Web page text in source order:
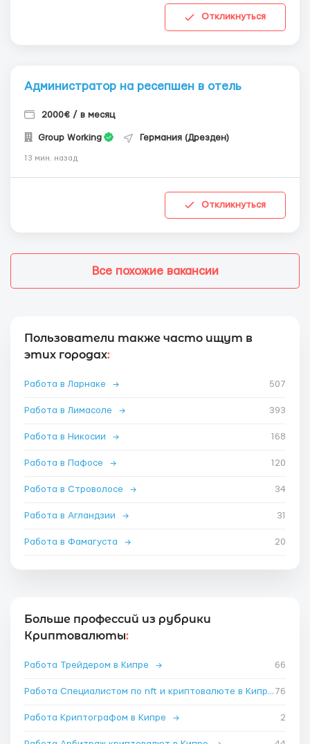
Откликнуться
Администратор на ресепшен в отель
2000€ / в месяц
Group Working Германия (Дрезден)
13 мин. назад
Откликнуться
Все похожие вакансии
Пользователи также часто ищут в
этих городах:
Работа в Ларнаке → 507
Работа в Лимасоле → 393
Работа в Никосии → 168
Работа в Пафосе → 120
Работа в Строволосе → 34
Работа в Агландзии → 31
Работа в Фамагуста → 20
Больше профессий из рубрики
Криптовалюты:
Работа Трейдером в Кипре → 66
Работа Специалистом по nft и криптовалюте в Кипре →
76
Работа Криптографом в Кипре → 2